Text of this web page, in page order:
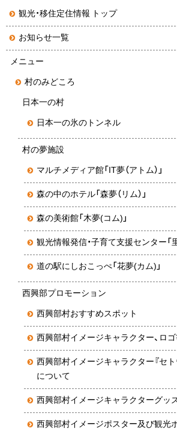
観光・移住定住情報 トップ
お知らせ一覧
メニュー
村のみどころ
日本一の村
日本一の氷のトンネル
村の夢施設
マルチメディア館「IT夢（アトム）」
森の中のホテル「森夢（リム）」
森の美術館「木夢(コム)」
観光情報発信・子育て支援センター「
道の駅にしおこっぺ「花夢(カム)」
西興部プロモーション
西興部村おすすめスポット
西興部村イメージキャラクター、ロ
西興部村イメージキャラクター『セ
について
西興部村イメージキャラクターグッ
西興部村イメージポスター及び観光